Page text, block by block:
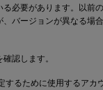
る必要があります。以前
、バージョンが異なる場
認します。
するために使用するアカ